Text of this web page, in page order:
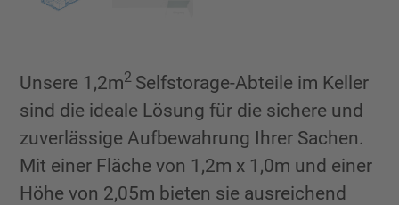
Unsere 1,2m2 Selfstorage-Abteile im Keller
sind die ideale Lösung für die sichere und
zuverlässige Aufbewahrung Ihrer Sachen.
Mit einer Fläche von 1,2m x 1,0m und einer
Höhe von 2,05m bieten sie ausreichend